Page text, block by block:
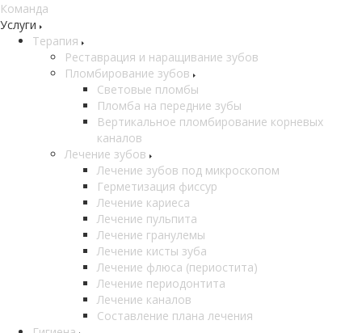
Команда
Услуги
Терапия
Реставрация и наращивание зубов
Пломбирование зубов
Световые пломбы
Пломба на передние зубы
Вертикальное пломбирование корневых
каналов
Лечение зубов
Лечение зубов под микроскопом
Герметизация фиссур
Лечение кариеса
Лечение пульпита
Лечение гранулемы
Лечение кисты зуба
Лечение флюса (периостита)
Лечение периодонтита
Лечение каналов
Составление плана лечения